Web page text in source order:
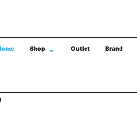
Shop Outlet Brand